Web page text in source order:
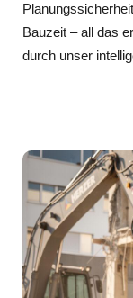
Bauzeit – all das
durch unser